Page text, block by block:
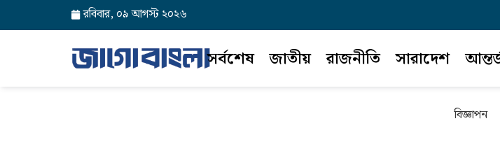
রবিবার, ০৯ আগস্ট ২০২৬
সর্বশেষ জাতীয় রাজনীতি সারাদেশ
বিজ্ঞাপন